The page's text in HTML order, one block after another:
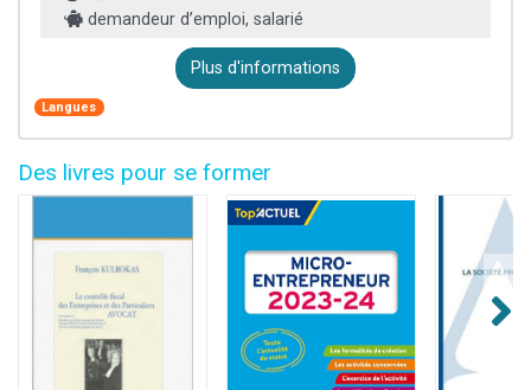
demandeur d’emploi, salarié
Plus d'informations
Langues
Des livres pour se former